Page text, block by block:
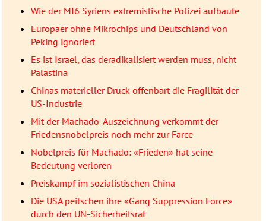
Wie der MI6 Syriens extremistische Polizei aufbaute
Europäer ohne Mikrochips und Deutschland von
Peking ignoriert
Es ist Israel, das deradikalisiert werden muss, nicht
Palästina
Chinas materieller Druck offenbart die Fragilität der
US-Industrie
Mit der Machado-Auszeichnung verkommt der
Friedensnobelpreis noch mehr zur Farce
Nobelpreis für Machado: «Frieden» hat seine
Bedeutung verloren
Preiskampf im sozialistischen China
Die USA peitschen ihre «Gang Suppression Force»
durch den UN-Sicherheitsrat